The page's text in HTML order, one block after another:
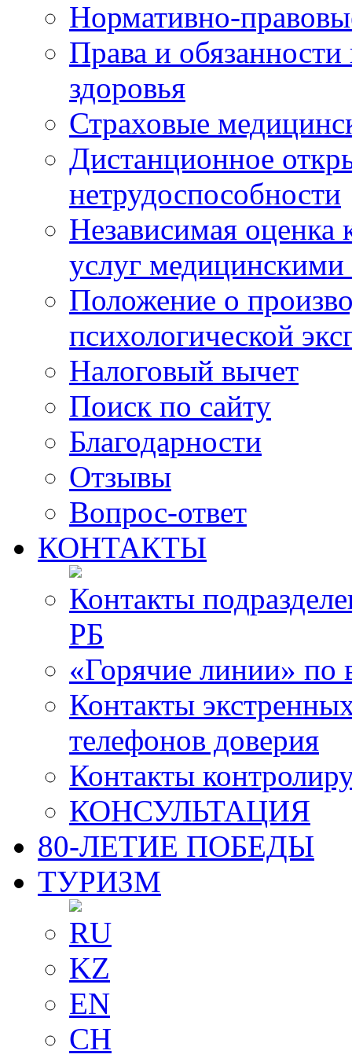
Нормативно-
Права и
здоровья
Страховые
Дистанционное
нетрудоспособности
Независимая оценка
услуг
Положение о
психологической
Налоговый вычет
Поиск по сайту
Благодарности
Отзывы
Вопрос-ответ
КОНТАКТЫ
Контакты
РБ
«Горячие линии» по
Контакты
телефонов доверия
Контакты
КОНСУЛЬТАЦИЯ
80-ЛЕТИЕ ПОБЕДЫ
ТУРИЗМ
RU
KZ
EN
CH